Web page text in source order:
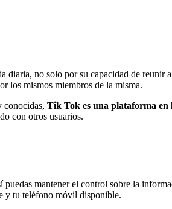
diaria, no solo por su capacidad de
los mismos miembros de la misma.
conocidas, Tik Tok es una plataforma en
con otros usuarios.
puedas mantener el control sobre la
y tu teléfono móvil disponible.